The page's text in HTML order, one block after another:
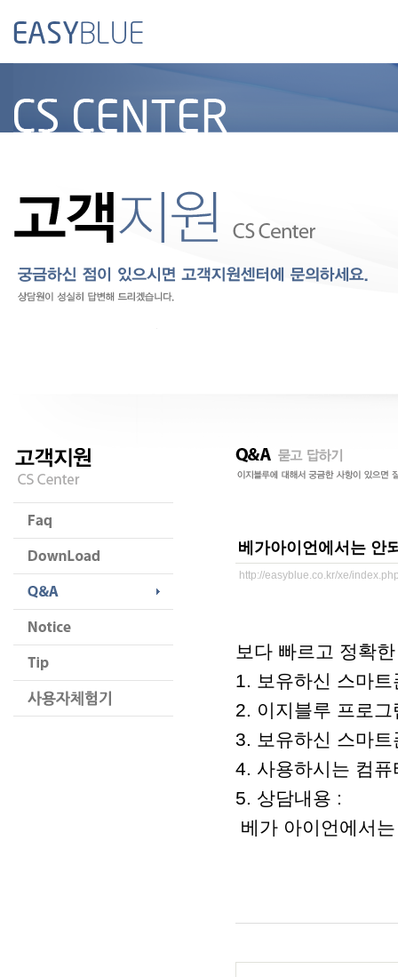
베가아이언에서는 안
http://easyblue.co.kr/xe/
보다 빠르고 정확
1. 보유하신 스마
2. 이지블루 프로
3. 보유하신 스마
4. 사용하시는 컴
5. 상담내용 :
베가 아이언에서